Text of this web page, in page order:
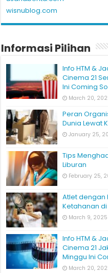
ujungberita.com
Informasi Pilihan
Info HTM &
Cinema 21
March 20,
Peran
January 25,
Tips
February 25,
Atlet dengan
March 9, 2025
Info HTM &
Cinema 21